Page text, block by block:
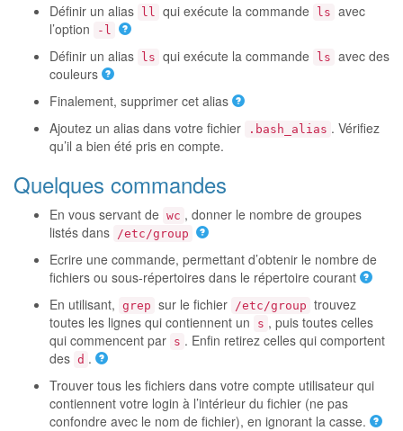
Définir un alias ll qui exécute la commande ls avec
l’option
-l
Définir un alias ls qui exécute la commande ls avec des
couleurs
Finalement, supprimer cet alias
Ajoutez un alias dans votre fichier
.bash_alias . Vérifiez
qu’il a bien été pris en compte.
Quelques commandes
En vous servant de wc , donner le nombre de groupes
listés dans
/etc/group
Ecrire une commande, permettant d’obtenir le nombre de
fichiers ou sous-répertoires dans le répertoire courant
En utilisant, grep sur le fichier /etc/group trouvez
toutes les lignes qui contiennent un
s , puis toutes celles
qui commencent par s . Enfin retirez celles qui comportent
des d .
Trouver tous les fichiers dans votre compte utilisateur qui
contiennent votre login à l’intérieur du fichier (ne pas
confondre avec le nom de fichier), en ignorant la casse.